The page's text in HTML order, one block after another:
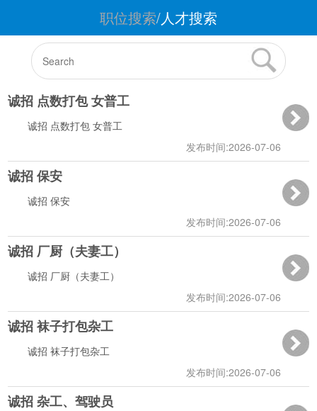
职位搜索/人才搜索
诚招 点数打包 女普工
发布时间:2026-07-06
诚招 点数打包 女普工
诚招 保安
发布时间:2026-07-06
诚招 保安
诚招 厂厨（夫妻工）
发布时间:2026-07-06
诚招 厂厨（夫妻工）
诚招 袜子打包杂工
发布时间:2026-07-06
诚招 袜子打包杂工
诚招 杂工、驾驶员